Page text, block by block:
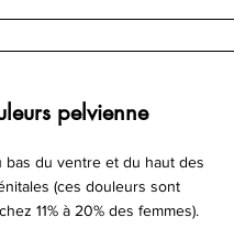
pelvienne
bas du ventre et du haut des
(ces douleurs sont
11% à 20% des femmes).